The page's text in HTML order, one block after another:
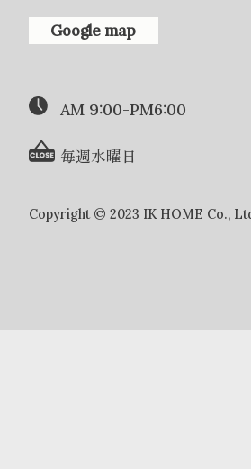
Google map
AM 9:00-PM6:00
毎週水曜日
Copyright © 2023 IK HOME Co.,